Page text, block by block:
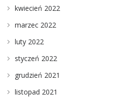
kwiecień 2022
marzec 2022
luty 2022
styczeń 2022
grudzień 2021
listopad 2021